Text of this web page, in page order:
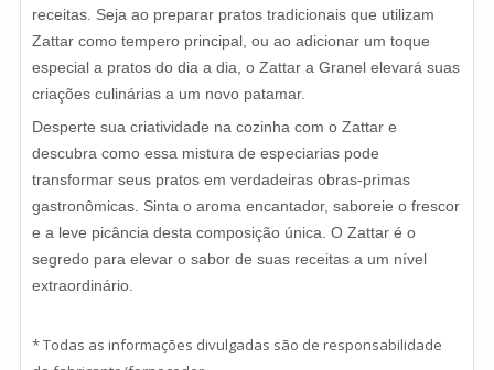
receitas. Seja ao preparar pratos tradicionais que utilizam
Zattar como tempero principal, ou ao adicionar um toque
especial a pratos do dia a dia, o Zattar a Granel elevará suas
criações culinárias a um novo patamar.
Desperte sua criatividade na cozinha com o Zattar e
descubra como essa mistura de especiarias pode
transformar seus pratos em verdadeiras obras-primas
gastronômicas. Sinta o aroma encantador, saboreie o frescor
e a leve picância desta composição única. O Zattar é o
segredo para elevar o sabor de suas receitas a um nível
extraordinário.
* Todas as informações divulgadas são de responsabilidade